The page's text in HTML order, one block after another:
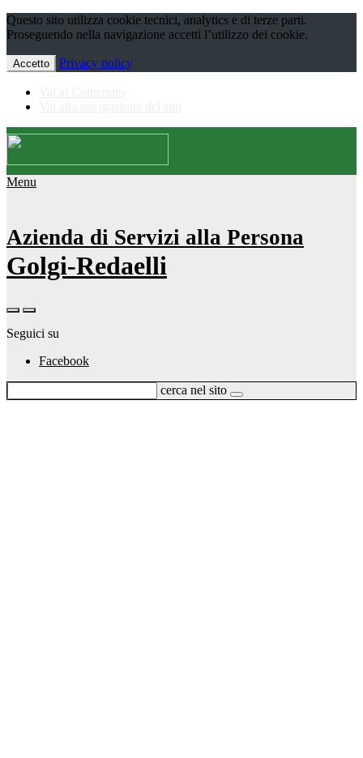
Questo sito utilizza cookie tecnici, analytics e di terze parti.
Proseguendo nella navigazione accetti l’utilizzo dei cookie.
Accetto Privacy policy
Menu
Azienda di Servizi alla Persona
Golgi-Redaelli
Seguici su
Facebook
cerca nel sito